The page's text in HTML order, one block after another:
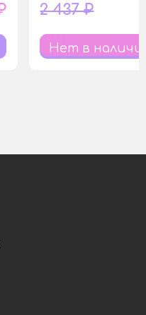
2 437 ₽
Нет в